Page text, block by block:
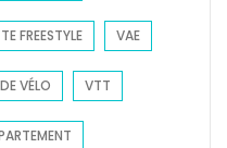
FREESTYLE VAE
VÉLO VTT